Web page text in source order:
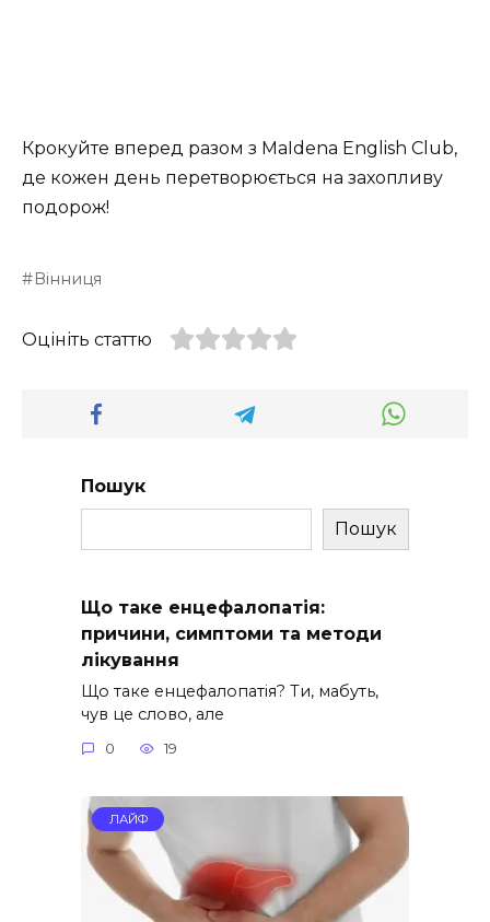
Крокуйте вперед разом з MaIdena English Club,
де кожен день перетворюється на захопливу
подорож!
Вінниця
Оцініть статтю
Пошук
Пошук
Що таке енцефалопатія:
причини, симптоми та методи
лікування
Що таке енцефалопатія? Ти, мабуть,
чув це слово, але
0 19
ЛАЙФ